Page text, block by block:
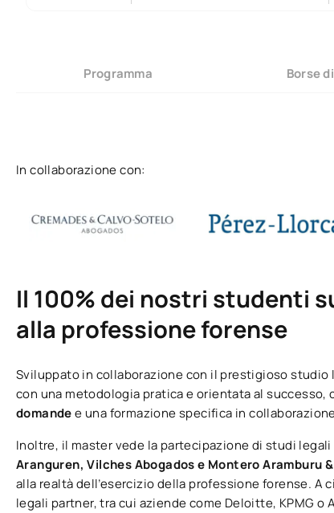
Programma Borse
In collaborazione con:
Il 100% dei nostri studenti
alla professione forense
Sviluppato in collaborazione con il prestigioso
con una metodologia pratica e orientata al successo,
domandee una formazione specifica in
Inoltre, il master vede la partecipazione di studi
Aranguren, Vilches Abogados e Montero Aramburu
alla realtà dell’esercizio della professione forense. A
legali partner, tra cui aziende come Deloitte, KPMG